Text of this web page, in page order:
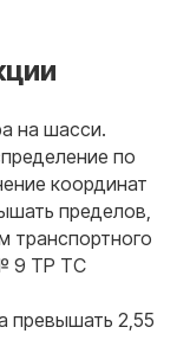
на шасси.
по
координат
пределов,
транспортного
9 ТР ТС
превышать 2,55